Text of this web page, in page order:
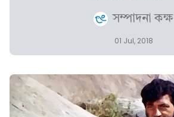
সম্পাদনা কক্ষ
01 Jul, 2018